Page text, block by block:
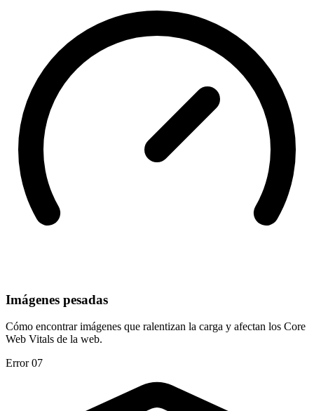
Imágenes pesadas
Cómo encontrar imágenes que ralentizan la carga y afectan los Core
Web Vitals de la web.
Error 07